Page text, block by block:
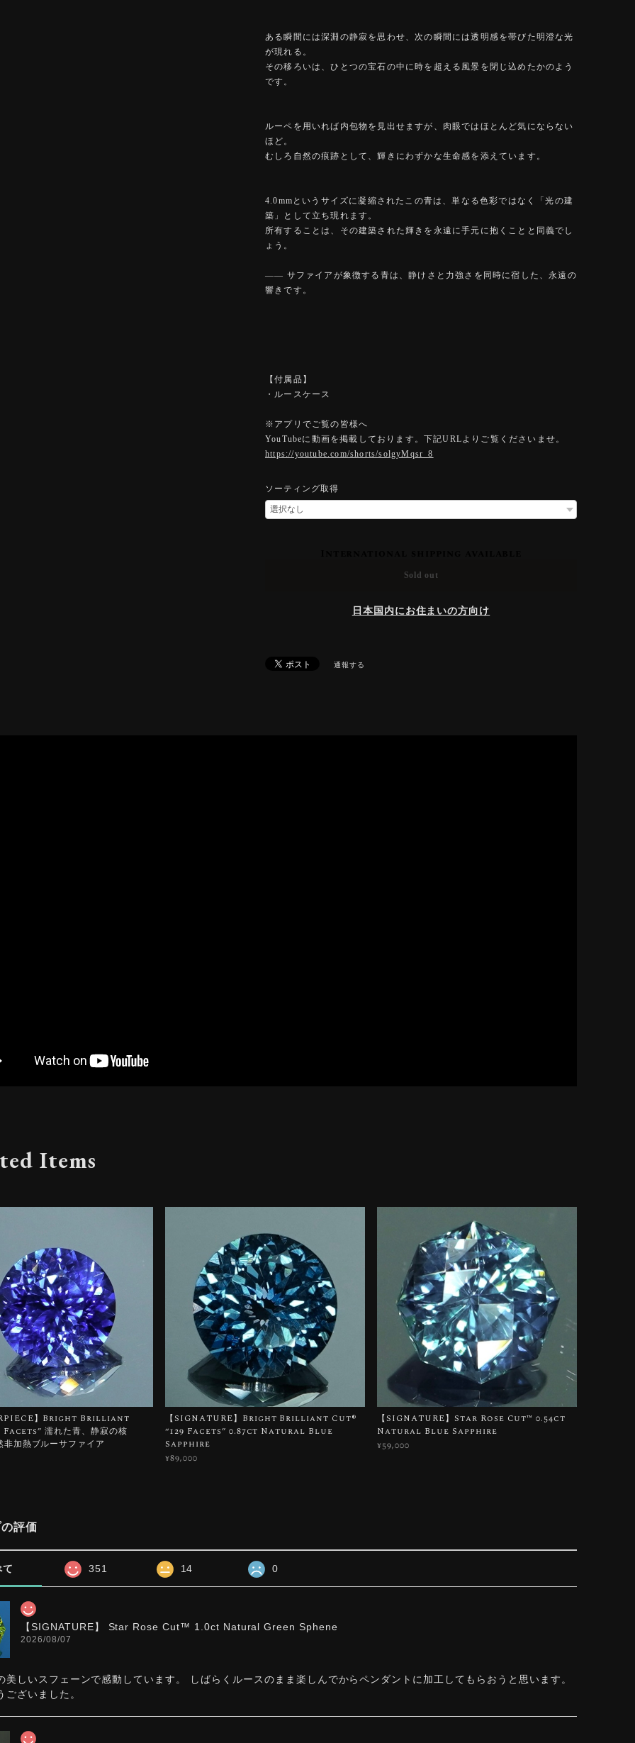
ある瞬間には深淵の静寂を思わせ、次の瞬間には透明感を帯びた明澄な光
が現れる。
その移ろいは、ひとつの宝石の中に時を超える風景を閉じ込めたかのよう
です。
ルーペを用いれば内包物を見出せますが、肉眼ではほとんど気にならない
ほど。
むしろ自然の痕跡として、輝きにわずかな生命感を添えています。
4.0mmというサイズに凝縮されたこの青は、単なる色彩ではなく「光の建
築」として立ち現れます。
所有することは、その建築された輝きを永遠に手元に抱くことと同義でし
ょう。
―― サファイアが象徴する青は、静けさと力強さを同時に宿した、永遠の
響きです。
【付属品】
・ルースケース
※アプリでご覧の皆様へ
YouTubeに動画を掲載しております。下記URLよりご覧くださいませ。
https://youtube.com/shorts/solgyMqsr_8
ソーティング取得
Sold out
日本国内にお住まいの方向け
通報する
Items
】Bright Brilliant
濡れた青、静寂の核
加熱ブルーサファイア
【SIGNATURE】Bright Brilliant Cut®︎
“129 Facets” 0.87ct Natural Blue
Sapphire
¥89,000
【SIGNATURE】Star Rose Cut™️ 0.54ct
Natural Blue Sapphire
¥59,000
評価
て 351 14 0
【SIGNATURE】 Star Rose Cut™️ 1.0ct Natural Green Sphene
2026/08/07
美しいスフェーンで感動しています。 しばらくルースのまま楽しんでからペンダントに加工してもらおうと思います。
ございました。